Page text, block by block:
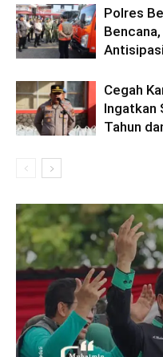
Polres
Cegah
Ingatkan
Tahun